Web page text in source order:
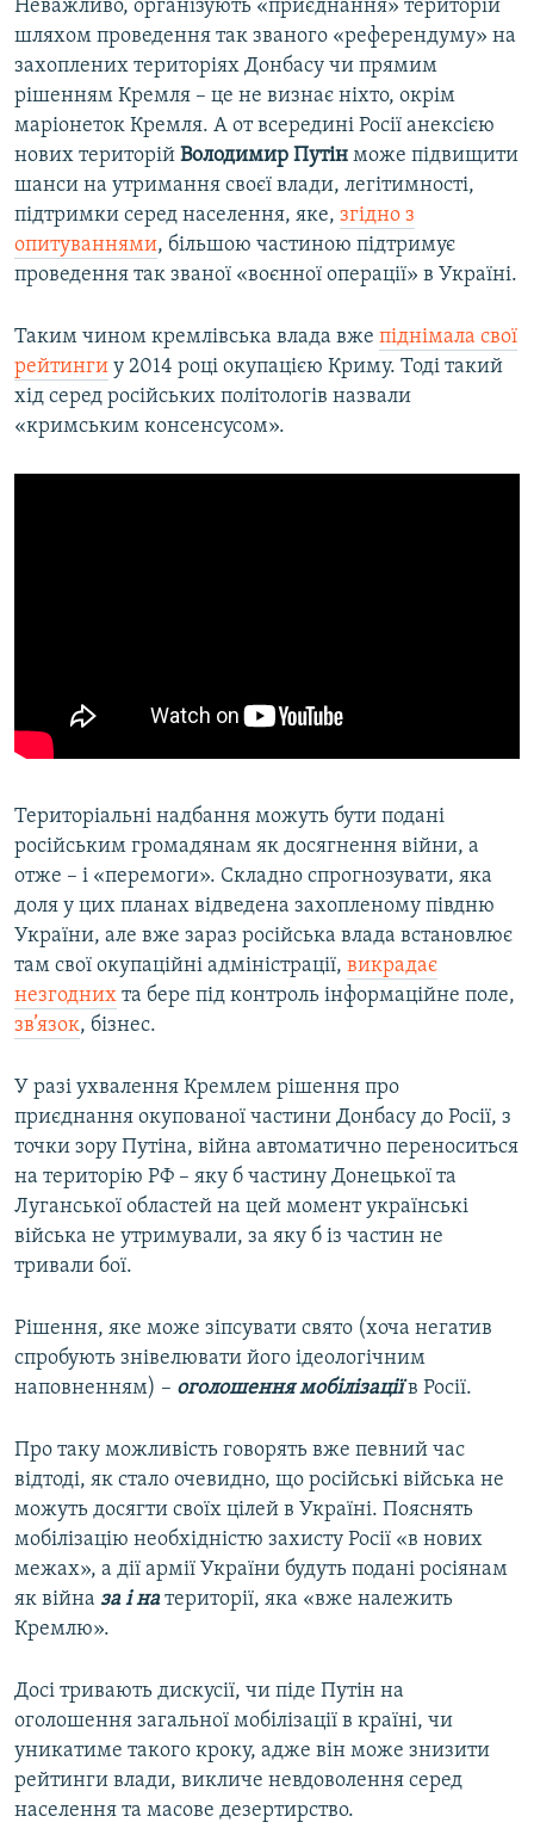
Неважливо, організують «приєднання» територій
шляхом проведення так званого «референдуму» на
захоплених територіях Донбасу чи прямим
рішенням Кремля – це не визнає ніхто, окрім
маріонеток Кремля. А от всередині Росії анексією
нових територій Володимир Путін може підвищити
шанси на утримання своєї влади, легітимності,
підтримки серед населення, яке, згідно з
опитуваннями, більшою частиною підтримує
проведення так званої «воєнної операції» в Україні.
Таким чином кремлівська влада вже піднімала свої
рейтинги у 2014 році окупацією Криму. Тоді такий
хід серед російських політологів назвали
«кримським консенсусом».
Територіальні надбання можуть бути подані
російським громадянам як досягнення війни, а
отже – і «перемоги». Складно спрогнозувати, яка
доля у цих планах відведена захопленому півдню
України, але вже зараз російська влада встановлює
там свої окупаційні адміністрації, викрадає
незгодних та бере під контроль інформаційне поле,
зв’язок, бізнес.
У разі ухвалення Кремлем рішення про
приєднання окупованої частини Донбасу до Росії, з
точки зору Путіна, війна автоматично переноситься
на територію РФ – яку б частину Донецької та
Луганської областей на цей момент українські
війська не утримували, за яку б із частин не
тривали бої.
Рішення, яке може зіпсувати свято (хоча негатив
спробують знівелювати його ідеологічним
наповненням) – оголошення мобілізаціїв Росії.
Про таку можливість говорять вже певний час
відтоді, як стало очевидно, що російські війська не
можуть досягти своїх цілей в Україні. Пояснять
мобілізацію необхідністю захисту Росії «в нових
межах», а дії армії України будуть подані росіянам
як війна за і натериторії, яка «вже належить
Кремлю».
Досі тривають дискусії, чи піде Путін на
оголошення загальної мобілізації в країні, чи
уникатиме такого кроку, адже він може знизити
рейтинги влади, викличе невдоволення серед
населення та масове дезертирство.